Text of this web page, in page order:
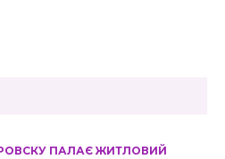
ПАЛАЄ ЖИТЛОВИЙ